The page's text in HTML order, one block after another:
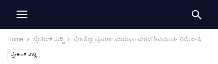
Home ಬ್ರೇಕಿಂಗ್ ಸುದ್ದಿ ಪೋಕ್ಸೋ ಪ್ರಕರಣ: ಮುರುಘಾ ಮಠದ ಶಿವಮೂರ್ತಿ ನಿರ್ದೋಷಿ
ಬ್ರೇಕಿಂಗ್ ಸುದ್ದಿ